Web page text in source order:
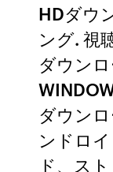
HDダウ
ング. 視
ダウン
ダウン
ンドロ
ド、ス